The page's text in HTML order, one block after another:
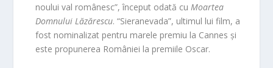
noului val românesc”, început odată cuMoartea
Domnului Lăzărescu. “Sieranevada”, ultimul lui film, a
fost nominalizat pentru marele premiu la Cannes și
este propunerea României la premiile Oscar.